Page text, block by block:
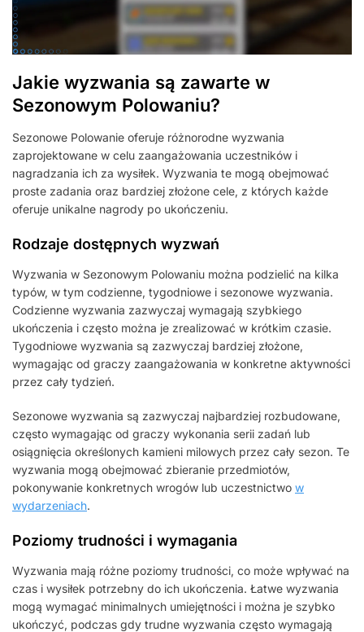
Jakie wyzwania są zawarte w
Sezonowym Polowaniu?
Sezonowe Polowanie oferuje różnorodne wyzwania
zaprojektowane w celu zaangażowania uczestników i
nagradzania ich za wysiłek. Wyzwania te mogą obejmować
proste zadania oraz bardziej złożone cele, z których każde
oferuje unikalne nagrody po ukończeniu.
Rodzaje dostępnych wyzwań
Wyzwania w Sezonowym Polowaniu można podzielić na kilka
typów, w tym codzienne, tygodniowe i sezonowe wyzwania.
Codzienne wyzwania zazwyczaj wymagają szybkiego
ukończenia i często można je zrealizować w krótkim czasie.
Tygodniowe wyzwania są zazwyczaj bardziej złożone,
wymagając od graczy zaangażowania w konkretne aktywności
przez cały tydzień.
Sezonowe wyzwania są zazwyczaj najbardziej rozbudowane,
często wymagając od graczy wykonania serii zadań lub
osiągnięcia określonych kamieni milowych przez cały sezon. Te
wyzwania mogą obejmować zbieranie przedmiotów,
pokonywanie konkretnych wrogów lub uczestnictwo w
wydarzeniach.
Poziomy trudności i wymagania
Wyzwania mają różne poziomy trudności, co może wpływać na
czas i wysiłek potrzebny do ich ukończenia. Łatwe wyzwania
mogą wymagać minimalnych umiejętności i można je szybko
ukończyć, podczas gdy trudne wyzwania często wymagają